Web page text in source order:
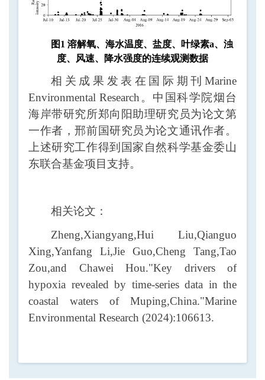
图1 溶解氧、海水温度、盐度、叶绿素a、浊
度、风速、降水强度的连续观测数据
相关成果发表在国际期刊 Marine
Environmental Research 。中国科学院烟台
海岸带研究所郑向阳助理研究员为论文第
一作者，邢前国研究员为论文通讯作者。
上述研究工作得到国家自然科学基金委山
东联合基金项目支持。
相关论文：
Zheng,Xiangyang,Hui Liu,Qianguo
Xing,Yanfang Li,Jie Guo,Cheng Tang,Tao
Zou,and Chawei Hou."Key drivers of
hypoxia revealed by time-series data in the
coastal waters of Muping,China."Marine
Environmental Research (2024):106613.